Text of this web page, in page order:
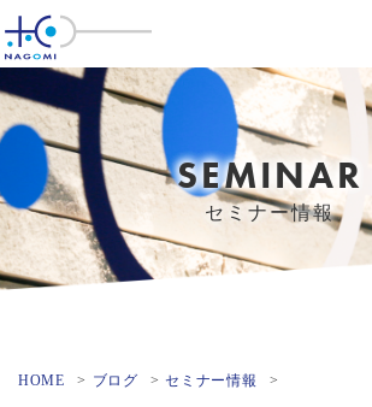
SEMINAR
セミナー情報
HOME ブログ セミナー情報